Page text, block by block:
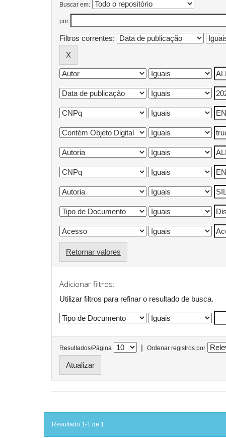
Buscar em:
por
Filtros correntes:
Retornar valores
Adicionar filtros:
Utilizar filtros para refinar o resultado de busca.
Resultados/Página | Ordenar registros por
Resultado 1-1 de 1.